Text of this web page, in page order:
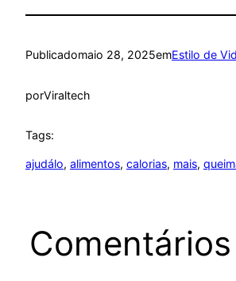
Publicadomaio 28, 2025emEstilo de
porViraltech
Tags:
ajudálo, alimentos, calorias, mais,
Comentários